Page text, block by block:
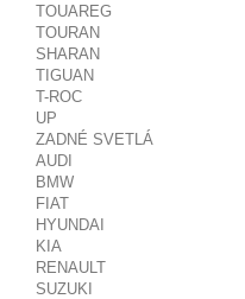
TOUAREG
TOURAN
SHARAN
TIGUAN
T-ROC
UP
ZADNÉ SVETLÁ
AUDI
BMW
FIAT
HYUNDAI
KIA
RENAULT
SUZUKI